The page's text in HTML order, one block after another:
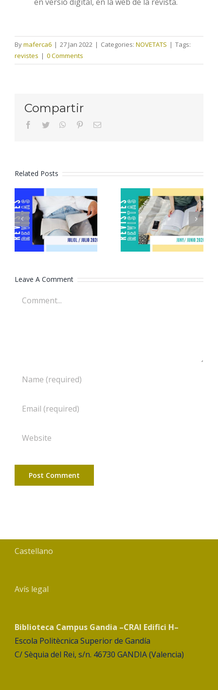
Bymaferca6 | 27 Jan 2022 | Categories: NOVETATS | Tags:
revistes | 0 Comments
Compartir
facebooktwitter whatsapppinterestEmail
Related Posts
Revistes
juliol 2026
Revistes
juny 2026
Leave A Comment
Comment
Castellano
Avís legal
Biblioteca Campus Gandia –CRAI Edifici H–
Escola Politècnica Superior de Gandía
C/ Sèquia del Rei, s/n. 46730 GANDIA (Valencia)